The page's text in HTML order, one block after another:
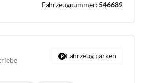
Fahrzeugnummer: 546689
Fahrzeug parken